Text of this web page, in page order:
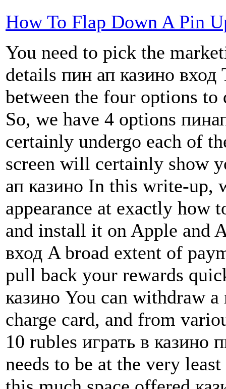
How To Flap Down A Pin
You need to pick the
details пин ап казино
between the four options
So, we have 4 options
certainly undergo each of
screen will certainly show
ап казино In this write-up,
appearance at exactly how
and install it on Apple and
вход A broad extent of
pull back your rewards
казино You can withdraw
charge card, and from
10 rubles играть в казино
needs to be at the very